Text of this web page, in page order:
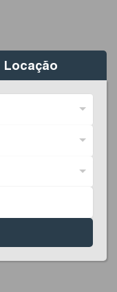
Locação